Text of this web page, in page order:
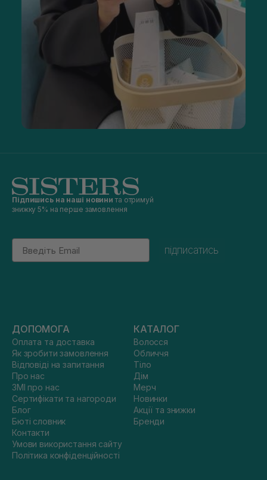
Підпишись на наші новини та отримуй
знижку 5% на перше замовлення
Email
підписатись
ДОПОМОГА
Оплата та доставка
Як зробити замовлення
Відповіді на запитання
Про нас
ЗМІ про нас
Сертифікати та нагороди
Блог
Бюті словник
Контакти
Умови використання сайту
Політика конфіденційності
КАТАЛОГ
Волосся
Обличчя
Тіло
Дім
Мерч
Новинки
Акції та знижки
Бренди